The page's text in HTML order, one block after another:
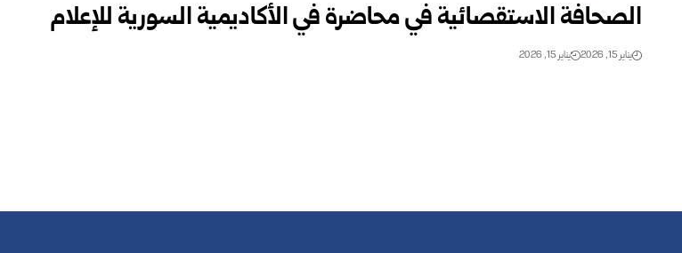
الصحافة الاستقصائية في محاضرة في الأكاديمية السورية للإعلام
يناير 15, 2026 يناير 15, 2026